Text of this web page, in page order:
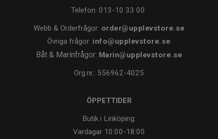
Telefon: 013-10 33 00
Webb & Orderfrågor: order@upplevstore.se
Övriga frågor: info@upplevstore.se
Båt & Marinfrågor: Marin@upplevstore.se
Org.nr.: 556962-4025
ÖPPETTIDER
Butik i Linköping:
Vardagar 10:00-18:00